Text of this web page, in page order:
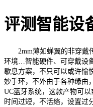
评测智能设
2mm薄如蝉翼的非穿戴传
环境…智能硬件、可穿戴设
歇息方案，不只可以或许愉
妙手环，不外由于各种缘由
UC蓝牙系统，这款产物可
时间过短，不活络，设置过